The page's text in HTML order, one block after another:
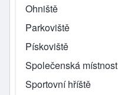
Ohniště
Parkoviště
Pískoviště
Společenská místnost
Sportovní hříště